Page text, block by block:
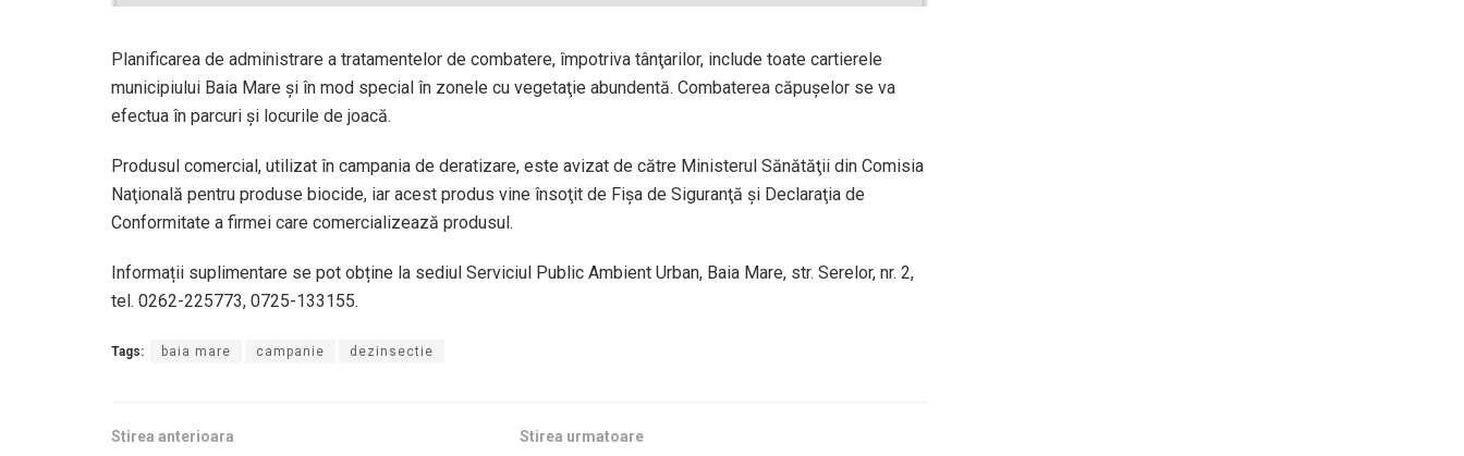
Planificarea de administrare a tratamentelor de combatere, împotriva tânţarilor, include toate cartierele
municipiului Baia Mare şi în mod special în zonele cu vegetaţie abundentă. Combaterea căpușelor se va
efectua în parcuri și locurile de joacă.
Produsul comercial, utilizat în campania de deratizare, este avizat de către Ministerul Sănătăţii din Comisia
Naţională pentru produse biocide, iar acest produs vine însoţit de Fişa de Siguranţă şi Declaraţia de
Conformitate a firmei care comercializează produsul.
Informații suplimentare se pot obține la sediul Serviciul Public Ambient Urban, Baia Mare, str. Serelor, nr. 2,
tel. 0262-225773, 0725-133155.
Tags: baia mare campanie dezinsectie
Stirea anterioara Stirea urmatoare